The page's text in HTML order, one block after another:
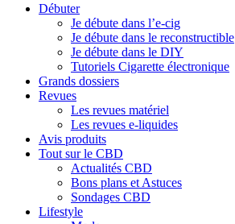
Débuter
Je débute dans l’e-cig
Je débute dans le reconstructible
Je débute dans le DIY
Tutoriels Cigarette électronique
Grands dossiers
Revues
Les revues matériel
Les revues e-liquides
Avis produits
Tout sur le CBD
Actualités CBD
Bons plans et Astuces
Sondages CBD
Lifestyle